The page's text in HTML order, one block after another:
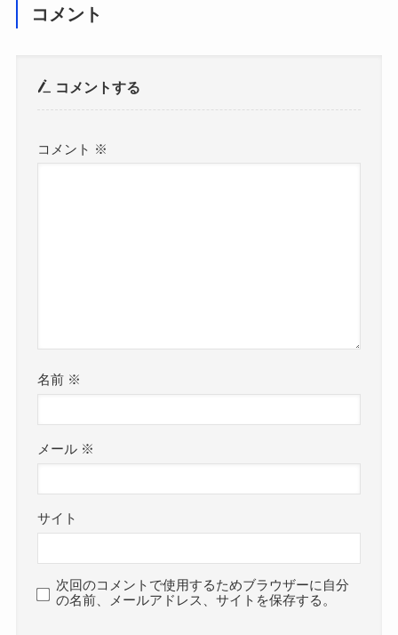
コメント
コメントする
コメント ※
名前 ※
メール ※
サイト
次回のコメントで使用するためブラウザーに自分
の名前、メールアドレス、サイトを保存する。